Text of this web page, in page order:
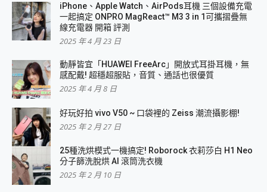
iPhone、Apple Watch、AirPods耳機 三個設備充電
一起搞定 ONPRO MagReact™ M3 3 in 1可攜摺疊無
線充電器 開箱 評測
2025 年 4 月 23 日
動靜皆宜「HUAWEI FreeArc」開放式耳掛耳機，無
感配戴! 超穩超服貼，音質、通話也很優質
2025 年 4 月 8 日
好玩好拍 vivo V50 ~ 口袋裡的 Zeiss 潮流攝影棚!
2025 年 2 月 27 日
25種洗烘模式一機搞定! Roborock 衣莉莎白 H1 Neo
分子篩洗脫烘 AI 滾筒洗衣機
2025 年 2 月 10 日